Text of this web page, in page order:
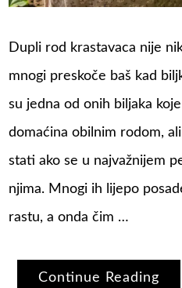
Dupli rod krastavaca nije
mnogi preskoče baš kad
su jedna od onih biljaka
domaćina obilnim rodom,
stati ako se u najvažnijem
njima. Mnogi ih lijepo
rastu, a onda čim …
Continue Reading